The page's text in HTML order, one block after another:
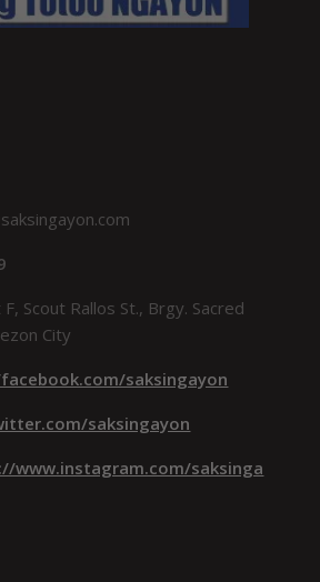
Scout Rallos St., Brgy. Sacred
City
saksingayon
saksingayon
www.instagram.com/saksinga